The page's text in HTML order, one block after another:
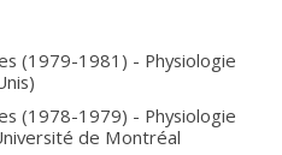
(1979-1981) - Physiologie
(1978-1979) - Physiologie
de Montréal